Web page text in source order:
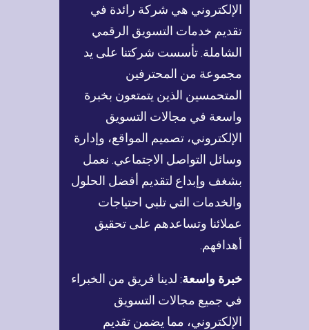
الإلكتروني هي شركة رائدة في
تقديم خدمات التسويق الرقمي
الشاملة. تأسست شركتنا على يد
مجموعة من المحترفين
المتحمسين الذين يتمتعون بخبرة
واسعة في مجالات التسويق
الإلكتروني، تصميم المواقع، وإدارة
وسائل التواصل الاجتماعي. نعمل
بشغف وإبداع لتقديم أفضل الحلول
والخدمات التي تلبي احتياجات
عملائنا وتساعدهم على تحقيق
أهدافهم.
خبرة واسعة: لدينا فريق من الخبراء
في جميع مجالات التسويق
الإلكتروني، مما يضمن تقديم